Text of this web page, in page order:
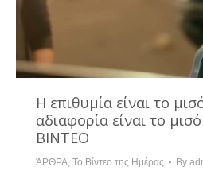
Η επιθυμία είναι το
αδιαφορία είναι το
ΒΙΝΤΕΟ
ΆΡΘΡΑ Το Βίντεο της Ημέρας By